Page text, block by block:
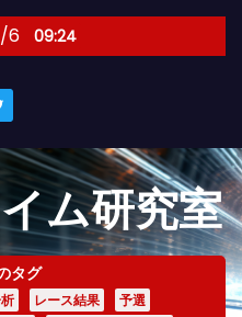
6 09:24
ム研究室
タグ
レース結果
予選